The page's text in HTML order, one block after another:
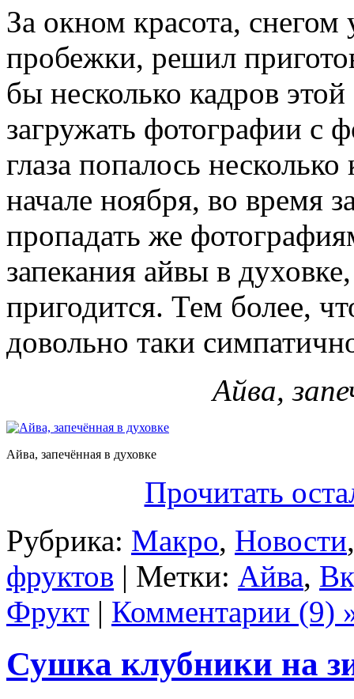
За окном красота,
пробежки, решил
бы несколько кадров
загружать фотографии с
глаза попалось
начале ноября, во время
пропадать же
запекания айвы в
пригодится. Тем более,
довольно таки
Айва,
Айва, запечённая в духовке
Прочитать
Рубрика: Макро, Новости
фруктов | Метки: Айва,
Фрукт | Комментарии (9)
Сушка клубники на